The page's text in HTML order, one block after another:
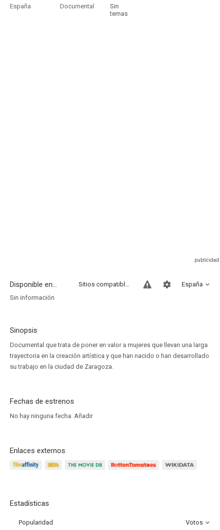
España Documental
Sin
temas
Disponible en... España
Sitios compatibles
Sin información
Sinopsis
Documental que trata de poner en valor a mujeres que llevan una larga
trayectoria en la creación artística y que han nacido o han desarrollado
su trabajo en la ciudad de Zaragoza.
Fechas de estrenos
No hay ninguna fecha. Añadir
Enlaces externos
Estadísticas
Popularidad Votos